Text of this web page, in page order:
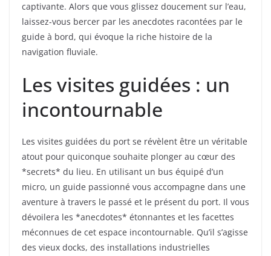
captivante. Alors que vous glissez doucement sur l’eau,
laissez-vous bercer par les anecdotes racontées par le
guide à bord, qui évoque la riche histoire de la
navigation fluviale.
Les visites guidées : un
incontournable
Les visites guidées du port se révèlent être un véritable
atout pour quiconque souhaite plonger au cœur des
*secrets* du lieu. En utilisant un bus équipé d’un
micro, un guide passionné vous accompagne dans une
aventure à travers le passé et le présent du port. Il vous
dévoilera les *anecdotes* étonnantes et les facettes
méconnues de cet espace incontournable. Qu’il s’agisse
des vieux docks, des installations industrielles